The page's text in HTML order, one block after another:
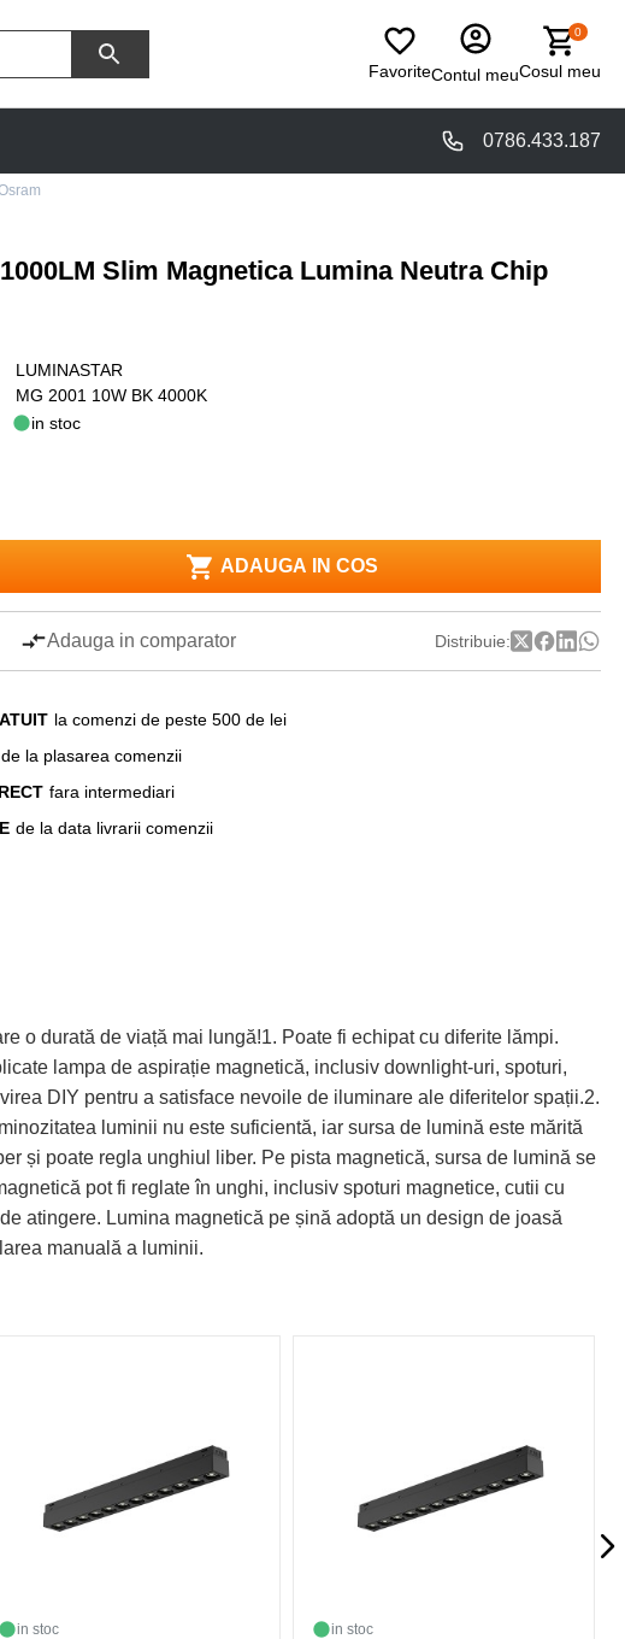
FavoriteContul meu
0
Cosul meu
0786.433.187
Slim Magnetica Lumina Neutra Chip
LUMINASTAR
MG 2001 10W BK 4000K
in stoc
ADAUGA IN COS
Adauga in comparator Distribuie:
la comenzi de peste 500 de lei
de la plasarea comenzii
fara intermediari
de la data livrarii comenzii
o durată de viață mai lungă!1. Poate fi echipat cu diferite lămpi.
lampa de aspirație magnetică, inclusiv downlight-uri, spoturi,
DIY pentru a satisface nevoile de iluminare ale diferitelor spații.2.
luminii nu este suficientă, iar sursa de lumină este mărită
și poate regla unghiul liber. Pe pista magnetică, sursa de lumină se
pot fi reglate în unghi, inclusiv spoturi magnetice, cutii cu
atingere. Lumina magnetică pe șină adoptă un design de joasă
manuală a luminii.
in stoc in stoc